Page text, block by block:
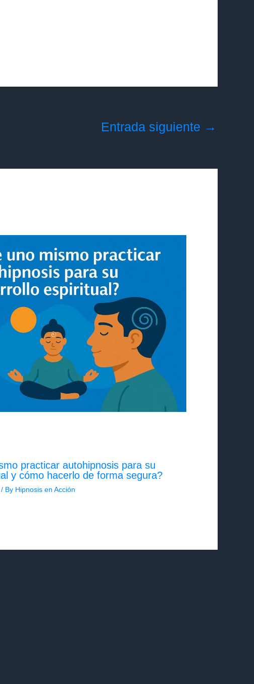
Entrada siguiente →
practicar autohipnosis para su
y cómo hacerlo de forma segura?
/ By Hipnosis en Acción